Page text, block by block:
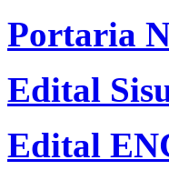
Portaria
Edital
Edital